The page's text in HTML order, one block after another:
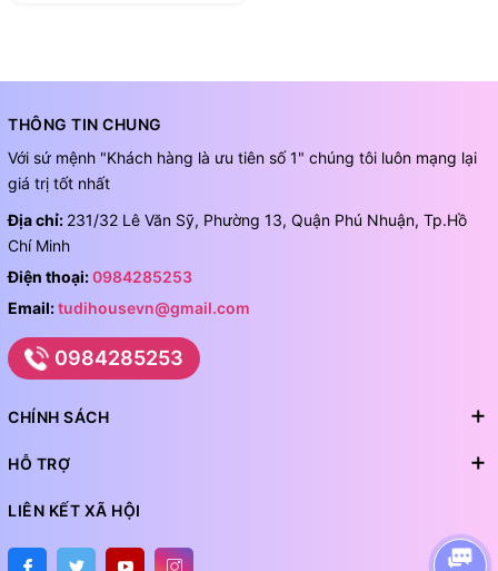
THÔNG TIN CHUNG
Với sứ mệnh "Khách hàng là ưu tiên số 1" chúng tôi luôn mạng lại
giá trị tốt nhất
Địa chỉ: 231/32 Lê Văn Sỹ, Phường 13, Quận Phú Nhuận, Tp.Hồ
Chí Minh
Điện thoại:0984285253
Email:tudihousevn@gmail.com
0984285253
CHÍNH SÁCH
HỖ TRỢ
LIÊN KẾT XÃ HỘI